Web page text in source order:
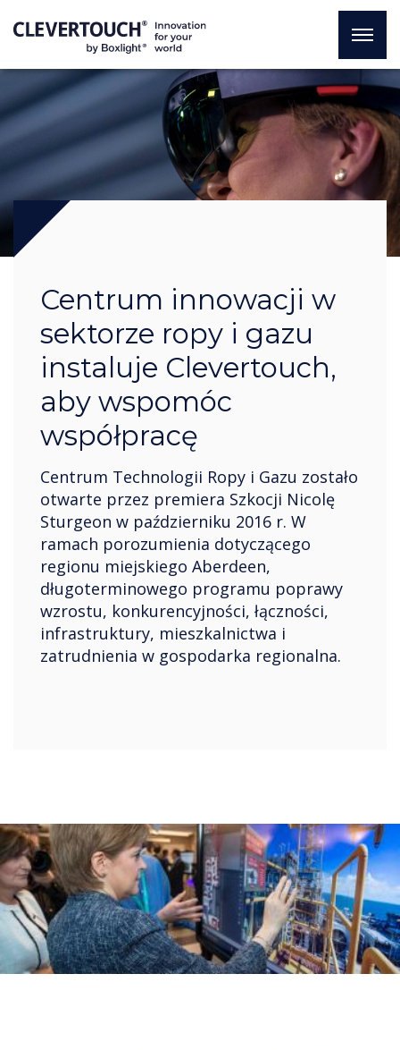
Centrum innowacji w
sektorze ropy i gazu
instaluje Clevertouch,
aby wspomóc
współpracę
Centrum Technologii Ropy i Gazu zostało
otwarte przez premiera Szkocji Nicolę
Sturgeon w październiku 2016 r. W
ramach porozumienia dotyczącego
regionu miejskiego Aberdeen,
długoterminowego programu poprawy
wzrostu, konkurencyjności, łączności,
infrastruktury, mieszkalnictwa i
zatrudnienia w gospodarka regionalna.